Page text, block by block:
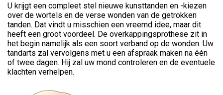
U krijgt een compleet stel nieuwe kunsttanden en -kiezen
over de wortels en de verse wonden van de getrokken
tanden. Dat vindt u misschien een vreemd idee, maar dit
heeft een groot voordeel. De overkappingsprothese zit in
het begin namelijk als een soort verband op de wonden. Uw
tandarts zal vervolgens met u een afspraak maken na één
of twee dagen. Hij zal uw mond controleren en de eventuele
klachten verhelpen.